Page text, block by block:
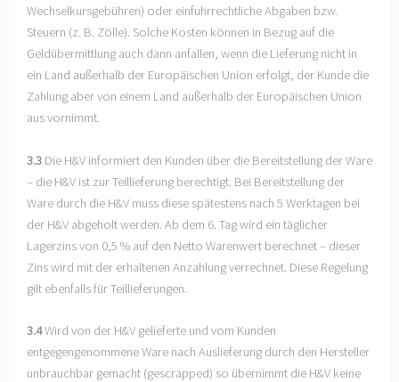
Wechselkursgebühren) oder einfuhrrechtliche Abgaben bzw.
Steuern (z. B. Zölle). Solche Kosten können in Bezug auf die
Geldübermittlung auch dann anfallen, wenn die Lieferung nicht in
ein Land außerhalb der Europäischen Union erfolgt, der Kunde die
Zahlung aber von einem Land außerhalb der Europäischen Union
aus vornimmt.
3.3 Die H&V informiert den Kunden über die Bereitstellung der Ware
– die H&V ist zur Teillieferung berechtigt. Bei Bereitstellung der
Ware durch die H&V muss diese spätestens nach 5 Werktagen bei
der H&V abgeholt werden. Ab dem 6. Tag wird ein täglicher
Lagerzins von 0,5 % auf den Netto Warenwert berechnet – dieser
Zins wird mit der erhaltenen Anzahlung verrechnet. Diese Regelung
gilt ebenfalls für Teillieferungen.
3.4Wird von der H&V gelieferte und vom Kunden
entgegengenommene Ware nach Auslieferung durch den Hersteller
unbrauchbar gemacht (gescrapped) so übernimmt die H&V keine